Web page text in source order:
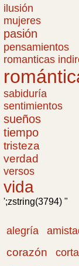
ilusión
mujeres
pasión
pensamientos
romanticas
sabiduría
sentimientos
sueños
tiempo
tristeza
verdad
versos
vida
';zstring(3794) "
alegría
corazón